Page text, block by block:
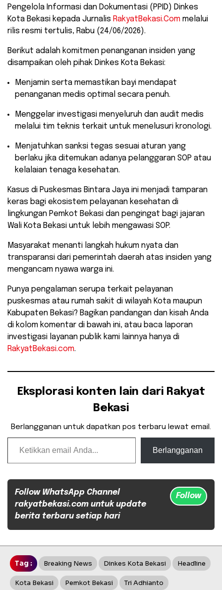
Pengelola Informasi dan Dokumentasi (PPID) Dinkes
Kota Bekasi kepada Jurnalis RakyatBekasi.Com melalui
rilis resmi tertulis, Rabu (24/06/2026).
​Berikut adalah komitmen penanganan insiden yang
disampaikan oleh pihak Dinkes Kota Bekasi:
​Menjamin serta memastikan bayi mendapat
penanganan medis optimal secara penuh.
​Menggelar investigasi menyeluruh dan audit medis
melalui tim teknis terkait untuk menelusuri kronologi.
​Menjatuhkan sanksi tegas sesuai aturan yang
berlaku jika ditemukan adanya pelanggaran SOP atau
kelalaian tenaga kesehatan.
​Kasus di Puskesmas Bintara Jaya ini menjadi tamparan
keras bagi ekosistem pelayanan kesehatan di
lingkungan Pemkot Bekasi dan pengingat bagi jajaran
Wali Kota Bekasi untuk lebih mengawasi SOP.
Masyarakat menanti langkah hukum nyata dan
transparansi dari pemerintah daerah atas insiden yang
mengancam nyawa warga ini.
​Punya pengalaman serupa terkait pelayanan
puskesmas atau rumah sakit di wilayah Kota maupun
Kabupaten Bekasi? Bagikan pandangan dan kisah Anda
di kolom komentar di bawah ini, atau baca laporan
investigasi layanan publik kami lainnya hanya di
RakyatBekasi.com.
Eksplorasi konten lain dari Rakyat
Bekasi
Berlangganan untuk dapatkan pos terbaru lewat email.
Ketikkan email Anda...
Berlangganan
Follow WhatsApp Channel
rakyatbekasi.com untuk update
berita terbaru setiap hari
Follow
Tag : Breaking News Dinkes Kota Bekasi Headline
Kota Bekasi Pemkot Bekasi Tri Adhianto